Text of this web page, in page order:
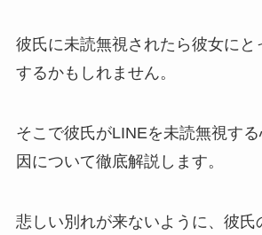
彼氏に未読無視されたら彼女にと
するかもしれません。
そこで彼氏がLINEを未読無視す
因について徹底解説します。
悲しい別れが来ないように、彼氏